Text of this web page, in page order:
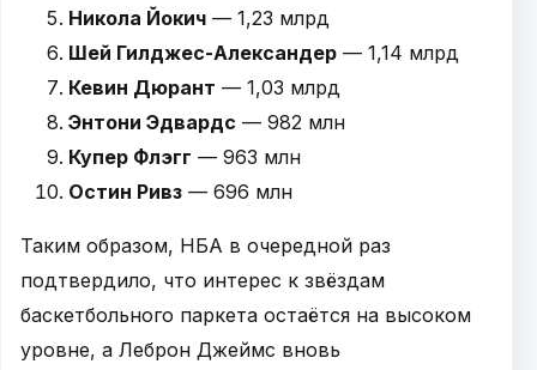
Никола Йокич — 1,23 млрд
Шей Гилджес-Александер — 1,14 млрд
Кевин Дюрант — 1,03 млрд
Энтони Эдвардс — 982 млн
Купер Флэгг — 963 млн
Остин Ривз — 696 млн
Таким образом, НБА в очередной раз
подтвердило, что интерес к звёздам
баскетбольного паркета остаётся на высоком
уровне, а Леброн Джеймс вновь